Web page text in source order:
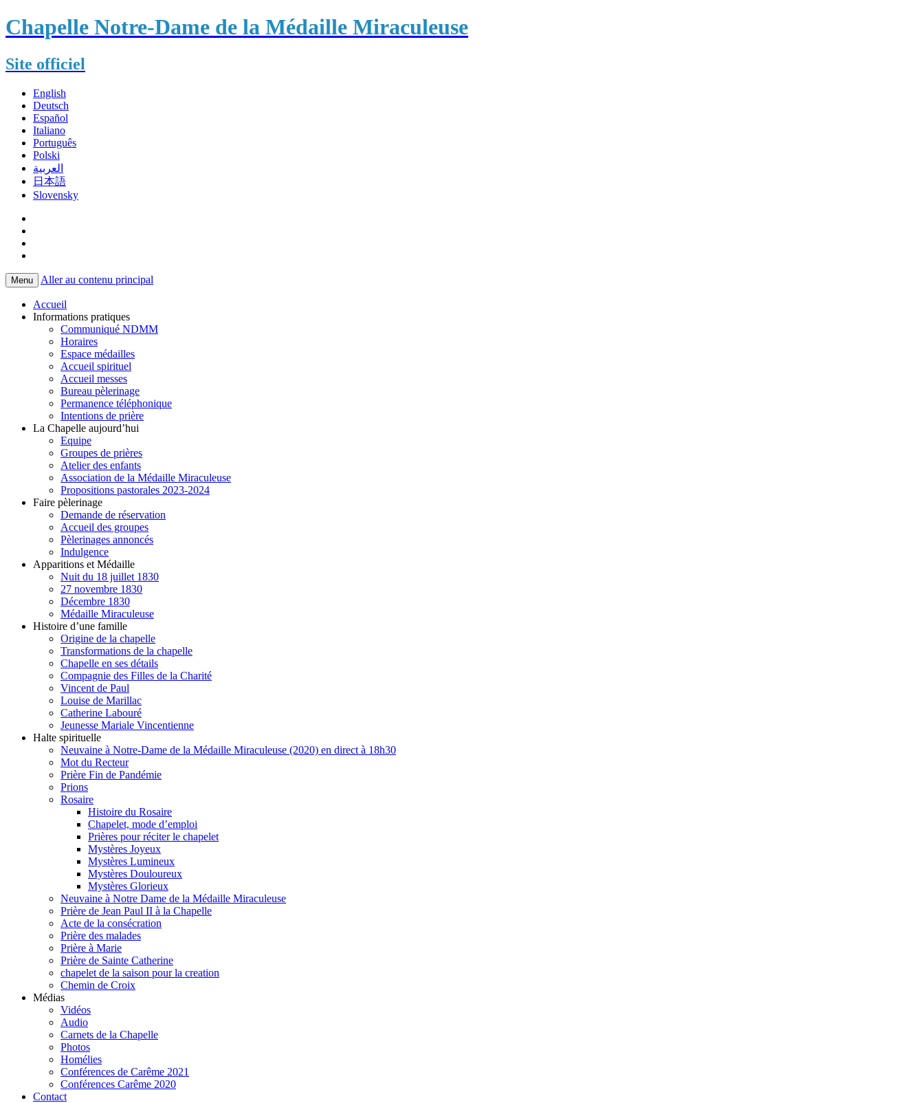
Chapelle Notre-Dame de la Médaille Miraculeuse
Site officiel
English
Deutsch
Español
Italiano
Português
Polski
العربية
日本語
Slovensky
Menu Aller au contenu principal
Accueil
Informations pratiques
Communiqué NDMM
Horaires
Espace médailles
Accueil spirituel
Accueil messes
Bureau pèlerinage
Permanence téléphonique
Intentions de prière
La Chapelle aujourd’hui
Equipe
Groupes de prières
Atelier des enfants
Association de la Médaille Miraculeuse
Propositions pastorales 2023-2024
Faire pèlerinage
Demande de réservation
Accueil des groupes
Pèlerinages annoncés
Indulgence
Apparitions et Médaille
Nuit du 18 juillet 1830
27 novembre 1830
Décembre 1830
Médaille Miraculeuse
Histoire d’une famille
Origine de la chapelle
Transformations de la chapelle
Chapelle en ses détails
Compagnie des Filles de la Charité
Vincent de Paul
Louise de Marillac
Catherine Labouré
Jeunesse Mariale Vincentienne
Halte spirituelle
Neuvaine à Notre-Dame de la Médaille Miraculeuse (2020) en direct à 18h30
Mot du Recteur
Prière Fin de Pandémie
Prions
Rosaire
Histoire du Rosaire
Chapelet, mode d’emploi
Prières pour réciter le chapelet
Mystères Joyeux
Mystères Lumineux
Mystères Douloureux
Mystères Glorieux
Neuvaine à Notre Dame de la Médaille Miraculeuse
Prière de Jean Paul II à la Chapelle
Acte de la consécration
Prière des malades
Prière à Marie
Prière de Sainte Catherine
chapelet de la saison pour la creation
Chemin de Croix
Médias
Vidéos
Audio
Carnets de la Chapelle
Photos
Homélies
Conférences de Carême 2021
Conférences Carême 2020
Contact